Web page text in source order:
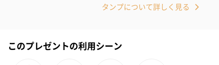
ゼリーバウム カット
麦わらパンダバウム
タンプについて詳しく見る
このプレゼントの利用シーン